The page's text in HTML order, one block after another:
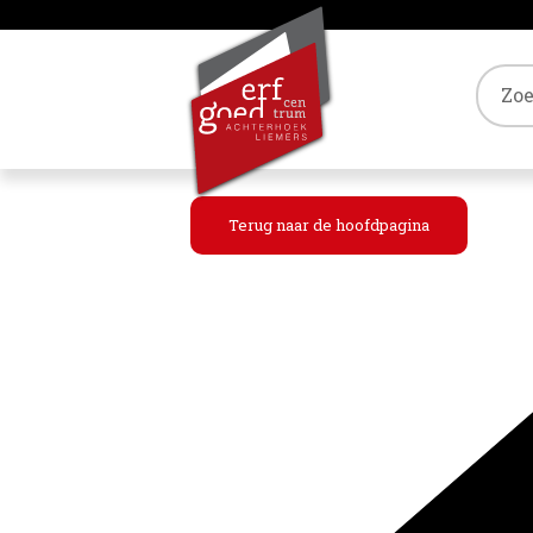
Terug naar de hoofdpagina